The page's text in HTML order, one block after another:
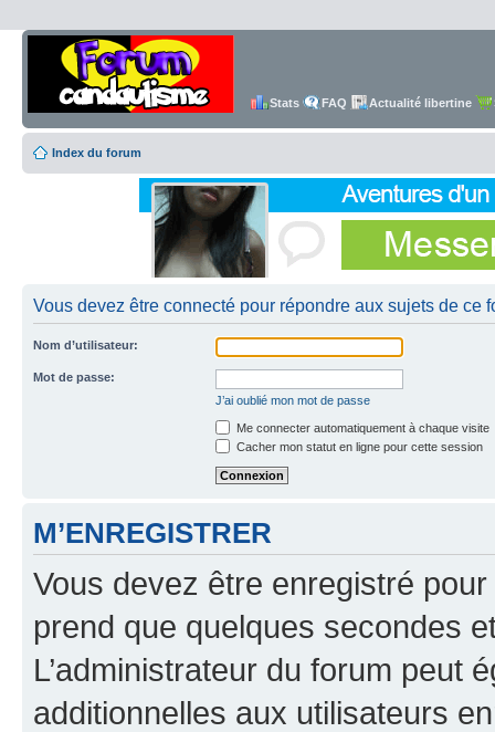
Stats FAQ Actualité libertine
Index du forum
Vous devez être connecté pour répondre aux sujets de ce
Nom d’utilisateur:
Mot de passe:
J’ai oublié mon mot de passe
Me connecter automatiquement à chaque visite
Cacher mon statut en ligne pour cette session
M’ENREGISTRER
Vous devez être enregistré
prend que quelques secondes
L’administrateur du forum peut
additionnelles aux utilisateurs